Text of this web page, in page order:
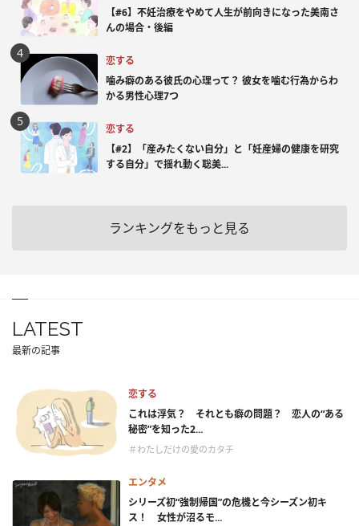
【#6】不妊治療をやめて人生が前向きになった美南さ
んの場合・後編
恋する
噛み癖のある彼氏の心理って？ 彼女を噛む行為からわ
かる男性心理7つ
恋する
【#2】「産みたくない自分」と「妊産婦の健康を研究
する自分」で揺れ動く聡美...
ランキングをもっと見る
LATEST
最新の記事
恋する
これは浮気？ それとも癖の問題？ 恋人の“ある
秘密”を知った2...
＃わたしだけの愛のカタチ
エンタメ
シリーズ初“強制帰国”の危機と今シーズン初キ
ス！ 女性が沼るモ...